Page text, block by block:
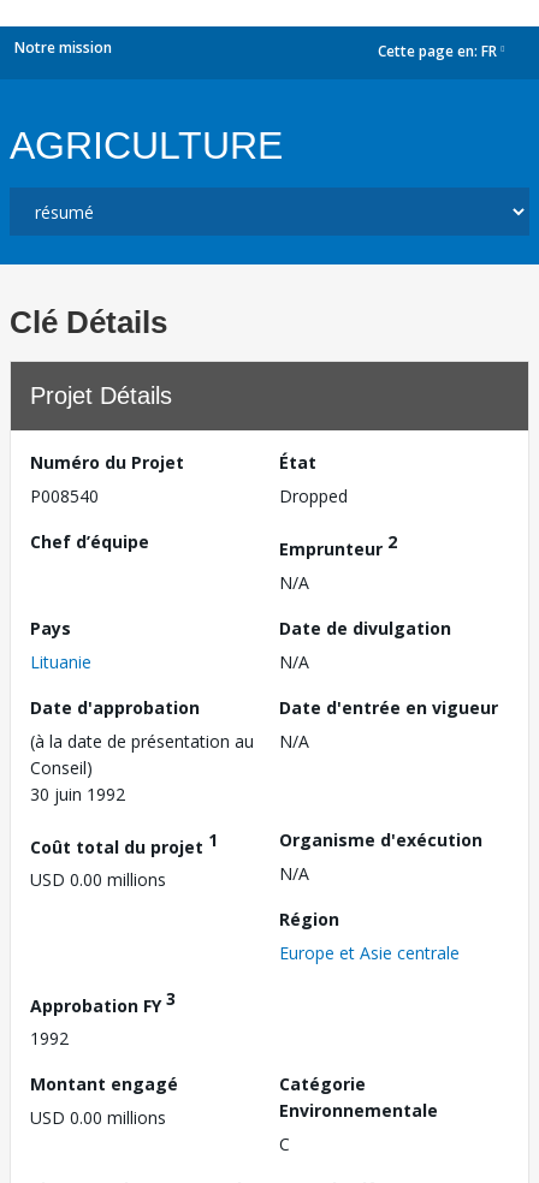
Notre mission Cette page en: FR
AGRICULTURE
Clé Détails
Projet Détails
Numéro du Projet
P008540
État
Dropped
Chef d’équipe
Emprunteur 2
N/A
Pays
Lituanie
Date de divulgation
N/A
Date d'approbation
(à la date de présentation au
Conseil)
30 juin 1992
Date d'entrée en vigueur
N/A
Coût total du projet 1
USD 0.00 millions
Organisme d'exécution
N/A
Région
Europe et Asie centrale
Approbation FY3
1992
Montant engagé
USD 0.00 millions
Catégorie
Environnementale
C